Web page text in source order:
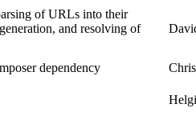
of URLs into their
and resolving of
dependency